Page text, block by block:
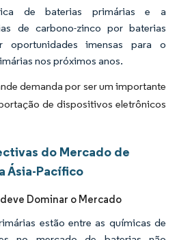
de baterias primárias e a
de carbono-zinco por baterias
oportunidades imensas para o
nos próximos anos.
demanda por ser um importante
de dispositivos eletrônicos
do Mercado de
Ásia-Pacífico
Dominar o Mercado
estão entre as químicas de